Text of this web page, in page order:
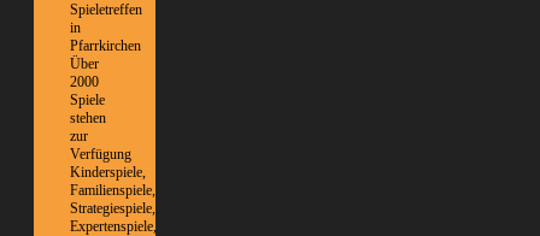
Spieletreffen
in
Pfarrkirchen
Über
2000
Spiele
stehen
zur
Verfügung
Kinderspiele,
Familienspiele,
Strategiespiele,
Expertenspiele,